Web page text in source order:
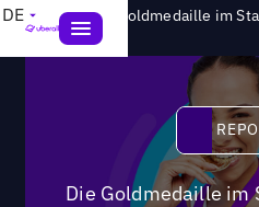
DE Reports>Die Goldmedaille im
Die Goldmedaille im